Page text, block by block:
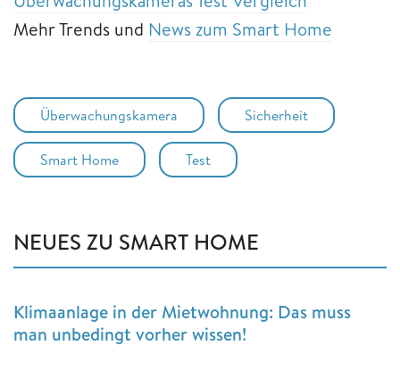
Mehr Trends und News zum Smart Home
Überwachungskamera Sicherheit
Smart Home Test
NEUES ZU SMART HOME
Klimaanlage in der Mietwohnung: Das muss
man unbedingt vorher wissen!